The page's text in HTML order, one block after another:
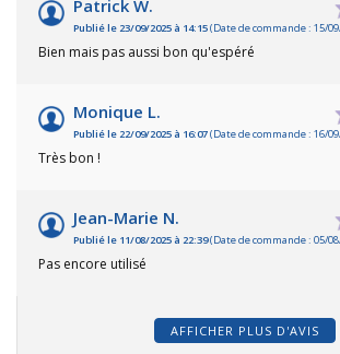
Patrick W.
Publié le 23/09/2025 à 14:15(Date de commande : 15/
Bien mais pas aussi bon qu'espéré
Monique L.
Publié le 22/09/2025 à 16:07(Date de commande : 16/
Très bon !
Jean-Marie N.
Publié le 11/08/2025 à 22:39(Date de commande : 05/
Pas encore utilisé
AFFICHER PLUS D'AVIS